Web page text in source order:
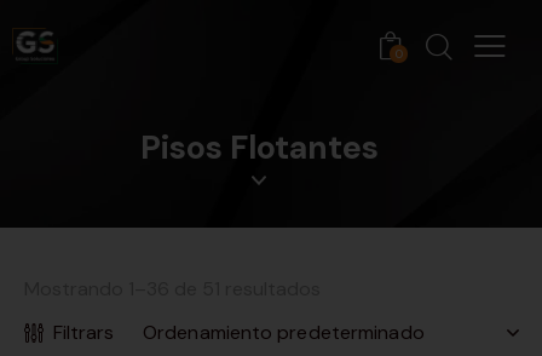
0
Pisos Flotantes
Filtrars